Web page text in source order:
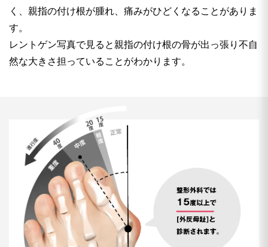
く、親指の付け根が腫れ、痛みがひどくなることがありま
す。
レントゲン写真で見ると親指の付け根の骨が出っ張り不自
然な大きさ担っていることがわかります。